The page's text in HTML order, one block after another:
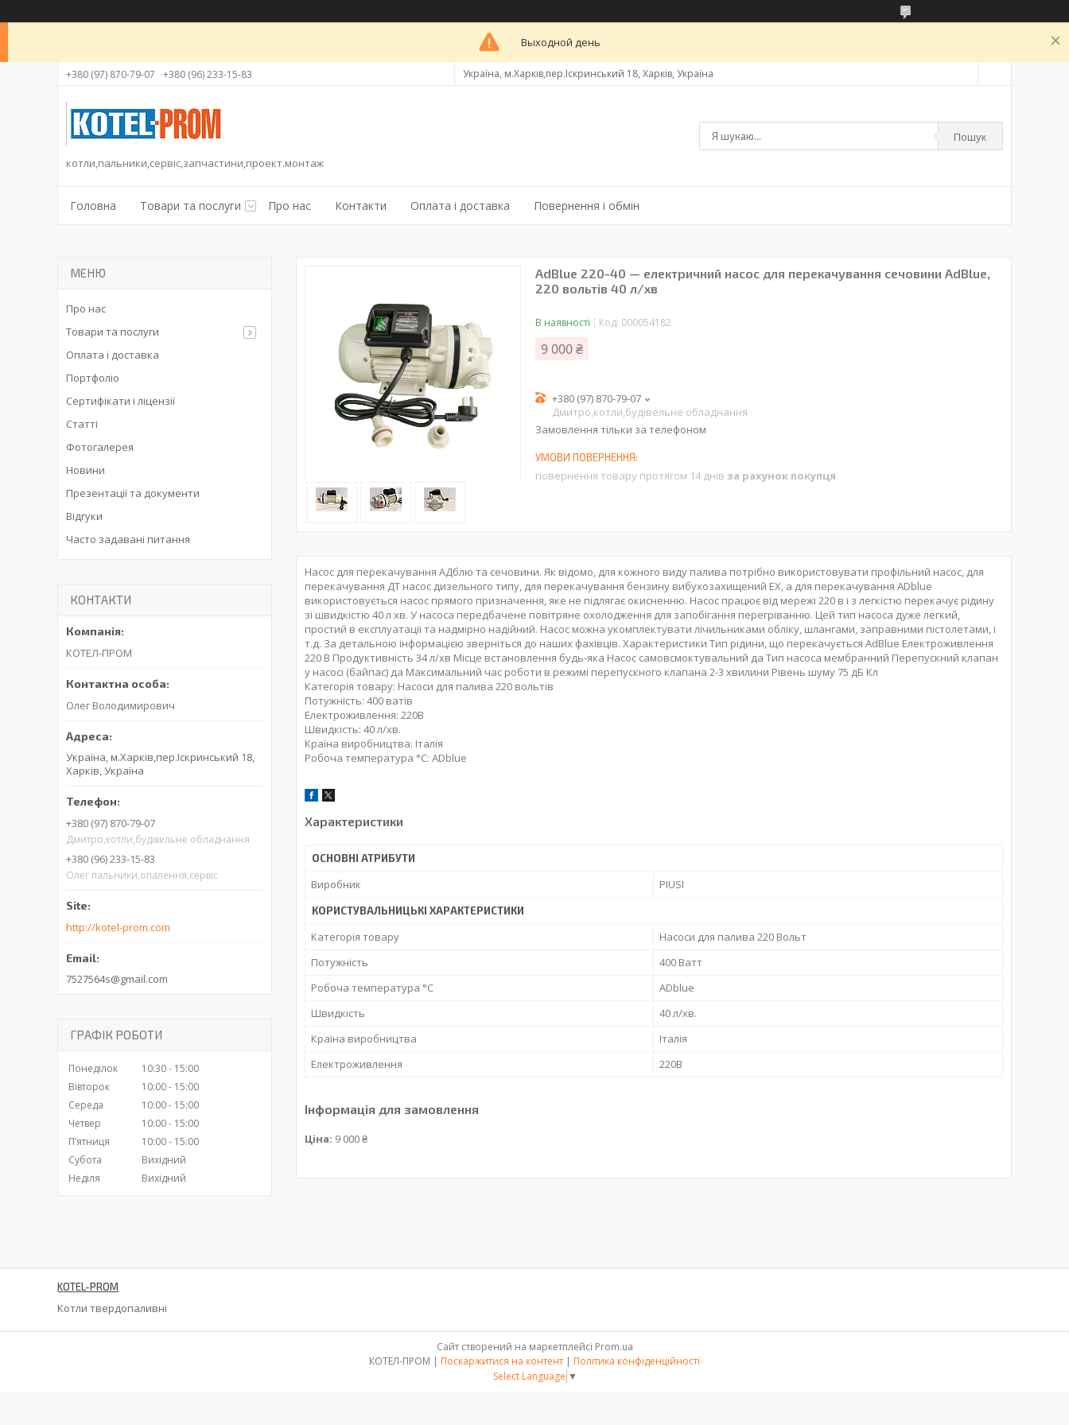
Выходной день
+380 (97) 870-79-07 +380 (96) 233-15-83 Україна, м.Харків,пер.Іскринський 18, Харків, Україна
котли,пальники,сервіс,запчастини,проект.монтаж
Пошук
Головна Товари та послуги Про нас Контакти Оплата і доставка Повернення і обмін
AdBlue 220-40 — електричний насос для перекачування сечовини AdBlue,
220 вольтів 40 л/хв
В наявності Код: 000054182
9 000 ₴
+380 (97) 870-79-07
Дмитро,котли,будівельне обладнання
Замовлення тільки за телефоном
повернення товару протягом 14 днів за рахунок покупця
Насос для перекачування АДблю та сечовини. Як відомо, для кожного виду палива потрібно використовувати профільний насос, для
перекачування ДТ насос дизельного типу, для перекачування бензину вибухозахищений EX, а для перекачування ADblue
використовується насос прямого призначення, яке не підлягає окисненню. Насос працює від мережі 220 в і з легкістю перекачує рідину
зі швидкістю 40 л хв. У насоса передбачене повітряне охолодження для запобігання перегріванню. Цей тип насоса дуже легкий,
простий в експлуатації та надмірно надійний. Насос можна укомплектувати лічильниками обліку, шлангами, заправними пістолетами, і
т.д. За детальною інформацією зверніться до наших фахівців. Характеристики Тип рідини, що перекачується AdBlue Електроживлення
220 В Продуктивність 34 л/хв Місце встановлення будь-яка Насос самовсмоктувальний да Тип насоса мембранний Перепускний клапан
у насосі (байпас) да Максимальний час роботи в режимі перепускного клапана 2-3 хвилини Рівень шуму 75 дБ Кл
Категорія товару: Насоси для палива 220 вольтів
Потужність: 400 ватів
Електроживлення: 220В
Швидкість: 40 л/хв.
Країна виробництва: Італія
Робоча температура °C: ADblue
Характеристики
ОСНОВНІ АТРИБУТИ
Виробник PIUSI
КОРИСТУВАЛЬНИЦЬКІ ХАРАКТЕРИСТИКИ
Категорія товару
Насоси для палива 220 Вольт
Потужність
400 Ватт
Робоча температура °С
ADblue
Швидкість
40 л/хв.
Країна виробництва
Італія
Електроживлення
220В
Інформація для замовлення
Ціна: 9 000 ₴
Про нас
Товари та послуги
Оплата і доставка
Портфоліо
Сертифікати і ліцензії
Статті
Фотогалерея
Новини
Презентації та документи
Відгуки
Часто задавані питання
КОНТАКТИ
КОТЕЛ-ПРОМ
Олег Володимирович
Україна, м.Харків,пер.Іскринський 18,
Харків, Україна
+380 (97) 870-79-07
Дмитро,котли,будівельне обладнання
+380 (96) 233-15-83
Олег пальники,опалення,сервіс
http://kotel-prom.com
7527564s@gmail.com
ГРАФІК РОБОТИ
Понеділок 10:30
15:00
Вівторок
10:00
15:00
Середа
10:00
15:00
Четвер
10:00
15:00
Пʼятниця
10:00
15:00
Субота
Вихідний
Неділя
Вихідний
KOTEL-PROM
Котли твердопаливні
Сайт створений на маркетплейсі Prom.ua
КОТЕЛ-ПРОМ | Поскаржитися на контент | Політика конфіденційності
Select Language ▼